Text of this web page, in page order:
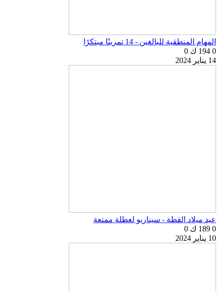
المهام المنطقية للبالغين - 14 تمرينًا مبتكرًا
0 194 ك
0
14 يناير 2024
عيد ميلاد القطة - سيناريو لعطلة ممتعة
0 189 ك
0
10 يناير 2024